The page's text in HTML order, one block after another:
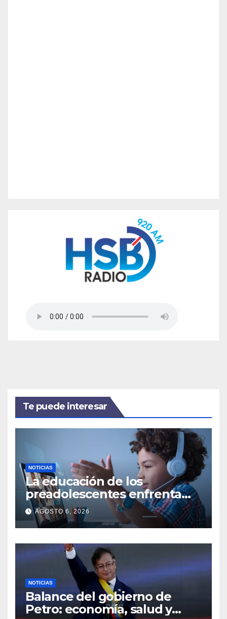
Te puede interesar
NOTICIAS
La educación de los
preadolescentes enfrenta
nuevos retos en la era digital
AGOSTO 6, 2026
NOTICIAS
Balance del gobierno de
Petro: economía, salud y